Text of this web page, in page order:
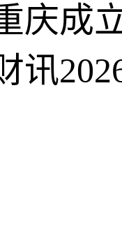
庆成
讯